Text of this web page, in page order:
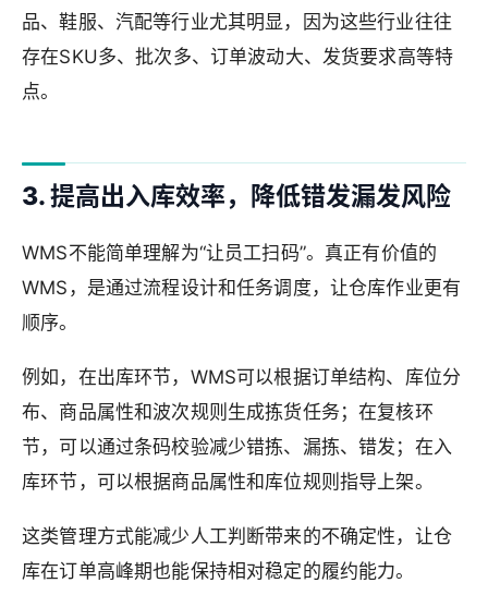
品、鞋服、汽配等行业尤其明显，因为这些行业往往
存在SKU多、批次多、订单波动大、发货要求高等特
点。
3. 提高出入库效率，降低错发漏发风险
WMS不能简单理解为“让员工扫码”。真正有价值的
WMS，是通过流程设计和任务调度，让仓库作业更有
顺序。
例如，在出库环节，WMS可以根据订单结构、库位分
布、商品属性和波次规则生成拣货任务；在复核环
节，可以通过条码校验减少错拣、漏拣、错发；在入
库环节，可以根据商品属性和库位规则指导上架。
这类管理方式能减少人工判断带来的不确定性，让仓
库在订单高峰期也能保持相对稳定的履约能力。